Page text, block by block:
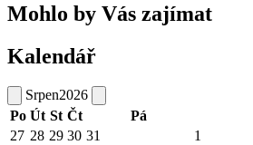
Mohlo by Vás zajímat
Kalendář
Srpen2026
Po Út St Čt Pá
27 28 29 30 31 1